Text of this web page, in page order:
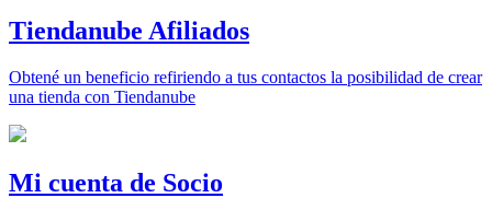
Tiendanube Afiliados
Obtené un beneficio refiriendo a tus contactos la posibilidad de crear
una tienda con Tiendanube
Mi cuenta de Socio